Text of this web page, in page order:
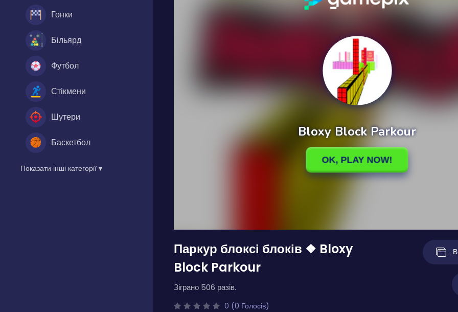
Гонки
Більярд
Футбол
Стікмени
Шутери
Баскетбол
Показати інші категорії ▾
Паркур блоксі блоків ❖ Bloxy
Block Parkour
Зіграно 506 разів.
0 (0 Голосів)